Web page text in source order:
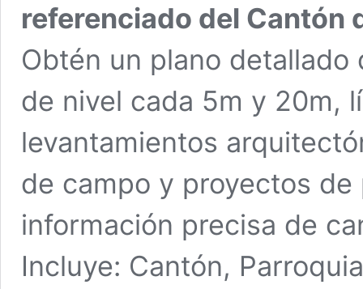
referenciado del Cantón
Obtén un plano
de nivel cada 5m y 20m,
levantamientos
de campo y proyectos
información precisa de
Incluye: Cantón,